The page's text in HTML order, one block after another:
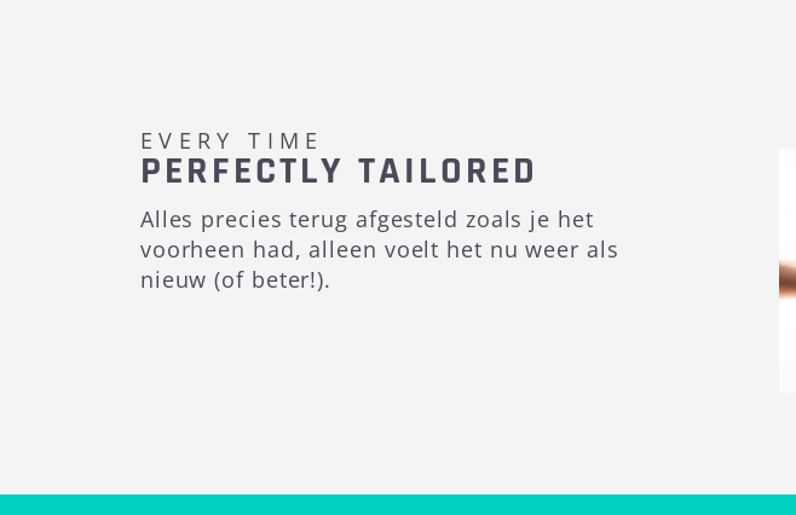
EVERY TIME
PERFECTLY TAILORED
Alles precies terug afgesteld zoals je het
voorheen had, alleen voelt het nu weer als
nieuw (of beter!).